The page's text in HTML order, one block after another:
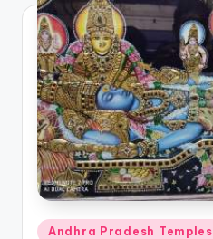
Posted
Andhra Pradesh Temples